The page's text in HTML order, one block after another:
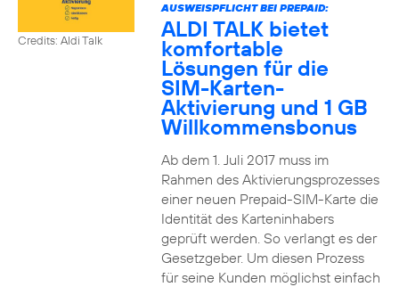
Credits: Aldi Talk
AUSWEISPFLICHT BEI PREPAID:
ALDI TALK bietet
komfortable
Lösungen für die
SIM-Karten-
Aktivierung und 1 GB
Willkommensbonus
Ab dem 1. Juli 2017 muss im
Rahmen des Aktivierungsprozesses
einer neuen Prepaid-SIM-Karte die
Identität des Karteninhabers
geprüft werden. So verlangt es der
Gesetzgeber. Um diesen Prozess
für seine Kunden möglichst einfach